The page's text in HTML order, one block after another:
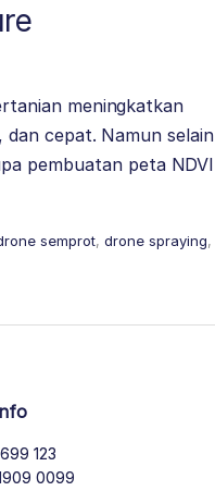
meningkatkan
cepat. Namun selain
pembuatan peta NDVI
semprot, drone spraying,
123
0099